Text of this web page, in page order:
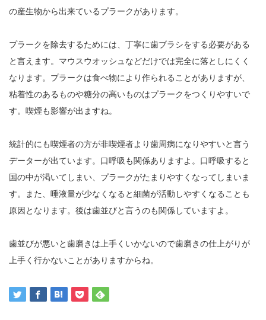
の産生物から出来ているプラークがあります。
プラークを除去するためには、丁寧に歯ブラシをする必要がある
と言えます。マウスウオッシュなどだけでは完全に落としにくく
なります。プラークは食べ物により作られることがありますが、
粘着性のあるものや糖分の高いものはプラークをつくりやすいで
す。喫煙も影響が出ますね。
統計的にも喫煙者の方が非喫煙者より歯周病になりやすいと言う
データーが出ています。口呼吸も関係ありますよ。口呼吸すると
国の中が渇いてしまい、プラークがたまりやすくなってしまいま
す。また、唾液量が少なくなると細菌が活動しやすくなることも
原因となります。後は歯並びと言うのも関係していますよ。
歯並びが悪いと歯磨きは上手くいかないので歯磨きの仕上がりが
上手く行かないことがありますからね。